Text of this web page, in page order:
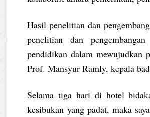
Hasil penelitian dan
penelitian dan
pendidikan dalam mewujudkan
Prof. Mansyur Ramly, kepala
Selama tiga hari di hotel
kesibukan yang padat, maka